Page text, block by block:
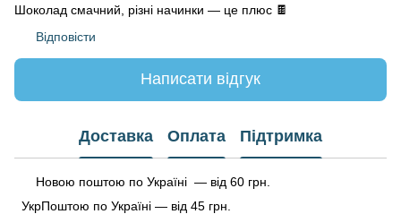
Шоколад смачний, різні начинки — це плюс 🍫
Відповісти
Написати відгук
Доставка Оплата Підтримка
Новою поштою по Україні — від 60 грн.
УкрПоштою по Україні — від 45 грн.